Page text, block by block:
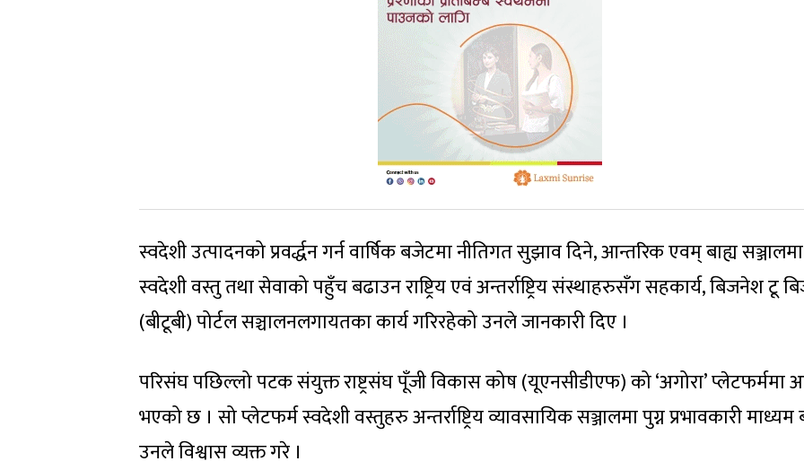
स्वदेशी उत्पादनको प्रवर्द्धन गर्न वार्षिक बजेटमा नीतिगत सुझाव दिने, आन्तरिक एवम् बाह्य सञ्जालमा
स्वदेशी वस्तु तथा सेवाको पहुँच बढाउन राष्ट्रिय एवं अन्तर्राष्ट्रिय संस्थाहरुसँग सहकार्य, बिजनेश टू
(बीटूबी) पोर्टल सञ्चालनलगायतका कार्य गरिरहेको उनले जानकारी दिए ।
परिसंघ पछिल्लो पटक संयुक्त राष्ट्रसंघ पूँजी विकास कोष (यूएनसीडीएफ) को ‘अगोरा’ प्लेटफर्ममा
भएको छ । सो प्लेटफर्म स्वदेशी वस्तुहरु अन्तर्राष्ट्रिय व्यावसायिक सञ्जालमा पुग्न प्रभावकारी माध्यम
उनले विश्वास व्यक्त गरे ।